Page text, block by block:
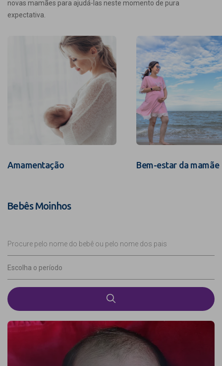
novas mamães para ajudá-las neste momento de pura
expectativa.
Amamentação Bem-estar da mamãe
Bebês Moinhos
Procure pelo nome do bebê ou pelo nome dos pais
Escolha o período